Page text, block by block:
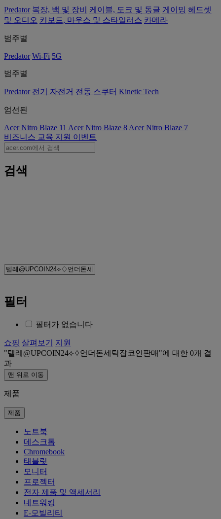
Predator 복장, 백 및 장비 케이블, 도크 및 동글 게이밍 헤드셋
및 오디오 키보드, 마우스 및 스타일러스 카메라
범주별
Predator Wi-Fi 5G
범주별
Predator 전기 자전거 전동 스쿠터 Kinetic Tech
엄선된
Acer Nitro Blaze 11 Acer Nitro Blaze 8 Acer Nitro Blaze 7
비즈니스 교육 지원 이벤트
검색
필터
필터가 없습니다
쇼핑 살펴보기
지원
텔레@UPCOIN24⟡♢언더돈세탁잡코인판매
에 대한 0개 결
과
맨 위로 이동
제품
제품
노트북
데스크톱
Chromebook
태블릿
모니터
프로젝터
전자 제품 및 액세서리
네트워킹
E-모빌리티